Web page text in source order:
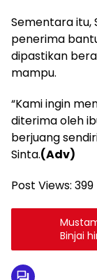
Sementara itu,
penerima
dipastikan
mampu.
“Kami ingin
diterima oleh
berjuang
Sinta.(Adv)
Post Views: 399
Binjai
2026